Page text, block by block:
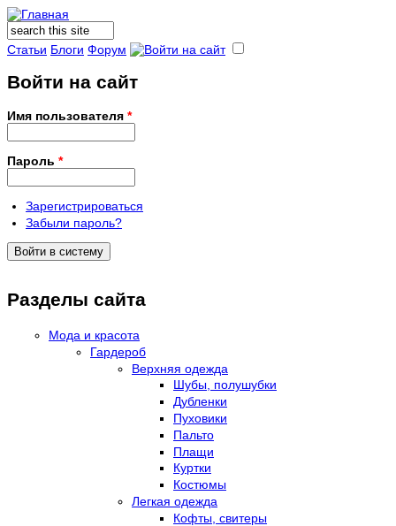
Форма поиска
Поиск
Статьи Блоги Форум
Войти на сайт
Имя пользователя *
Пароль *
Зарегистрироваться
Забыли пароль?
Разделы сайта
Мода и красота
Гардероб
Верхняя одежда
Шубы, полушубки
Дубленки
Пуховики
Пальто
Плащи
Куртки
Костюмы
Легкая одежда
Кофты, свитеры